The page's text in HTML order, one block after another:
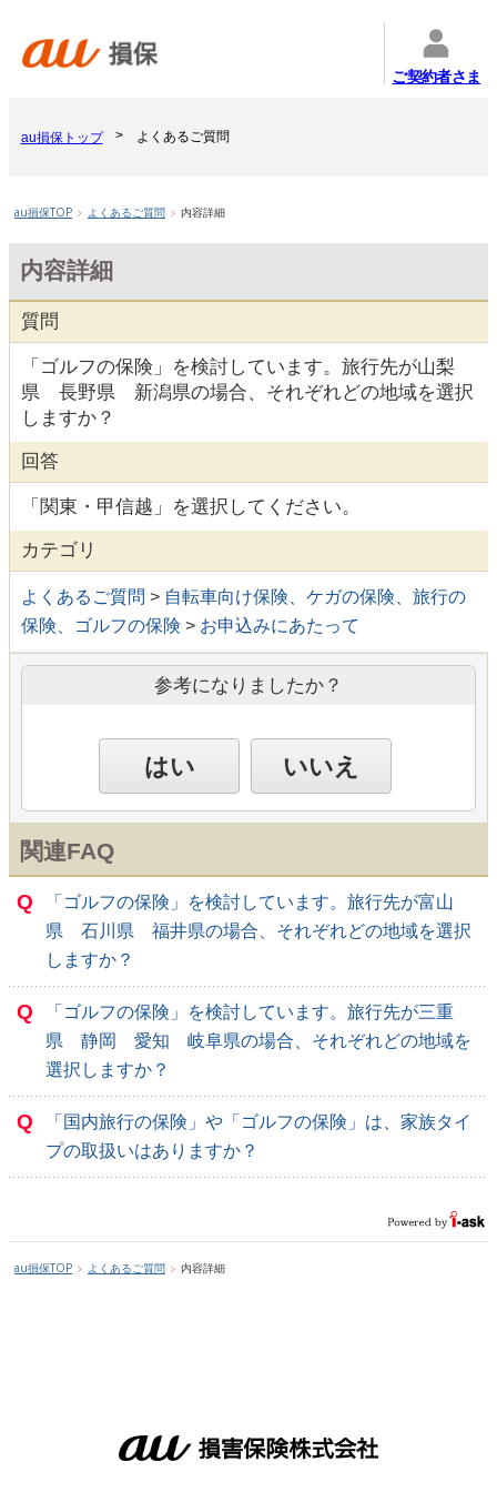
ご契約者さま
au損保トップ よくあるご質問
au損保TOP よくあるご質問 内容詳細
内容詳細
質問
「ゴルフの保険」を検討しています。旅行先が山梨
県 長野県 新潟県の場合、それぞれどの地域を選択
しますか？
回答
「関東・甲信越」を選択してください。
カテゴリ
よくあるご質問 > 自転車向け保険、ケガの保険、旅行の
保険、ゴルフの保険 > お申込みにあたって
参考になりましたか？
はい いいえ
関連FAQ
Q
「ゴルフの保険」を検討しています。旅行先が富山
県 石川県 福井県の場合、それぞれどの地域を選択
しますか？
Q
「ゴルフの保険」を検討しています。旅行先が三重
県 静岡 愛知 岐阜県の場合、それぞれどの地域を
選択しますか？
Q
「国内旅行の保険」や「ゴルフの保険」は、家族タイ
プの取扱いはありますか？
au損保TOP よくあるご質問 内容詳細